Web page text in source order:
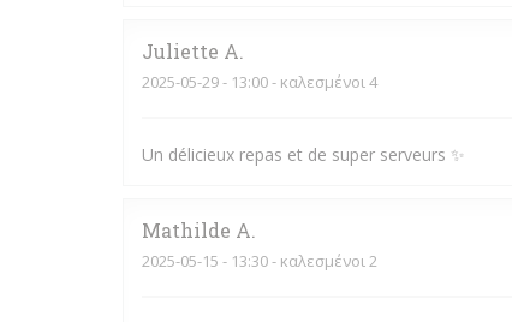
Juliette A
2025-05-29- 13:00 - καλεσμένοι 4
Un délicieux repas et de super serveurs ✨
Mathilde A
2025-05-15 - 13:30 - καλεσμένοι 2